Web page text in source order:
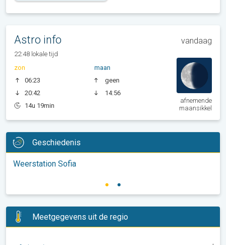
Astro info vandaag
22:48 lokale tijd
zon
06:23
20:42
14u 19min
maan
geen
14:56
afnemende
maansikkel
Geschiedenis
Weerstation Sofia
Meetgegevens uit de regio